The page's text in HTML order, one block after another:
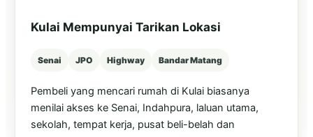
Kulai Mempunyai Tarikan Lokasi
Senai JPO Highway Bandar Matang
Pembeli yang mencari rumah di Kulai biasanya
menilai akses ke Senai, Indahpura, laluan utama,
sekolah, tempat kerja, pusat beli-belah dan